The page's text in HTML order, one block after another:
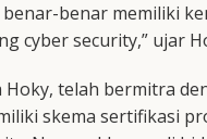
benar memiliki
cyber security,” ujar
telah bermitra
skema sertifikasi